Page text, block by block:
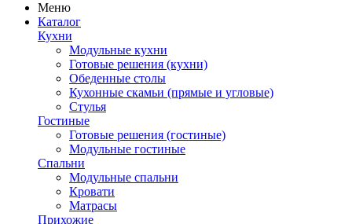
Меню
Каталог
Кухни
Модульные кухни
Готовые решения (кухни)
Обеденные столы
Кухонные скамьи (прямые и угловые)
Стулья
Гостиные
Готовые решения (гостиные)
Модульные гостиные
Спальни
Модульные спальни
Кровати
Матрасы
Прихожие